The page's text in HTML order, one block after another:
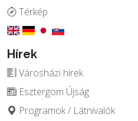
Térkép
Hírek
Városházi hírek
Esztergom Újság
Programok / Látnivalók